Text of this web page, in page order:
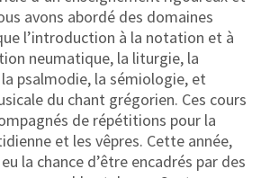
avons abordé des domaines
l’introduction à la notation et à
neumatique, la liturgie, la
psalmodie, la sémiologie, et
du chant grégorien. Ces cours
de répétitions pour la
et les vêpres. Cette année,
la chance d’être encadrés par des